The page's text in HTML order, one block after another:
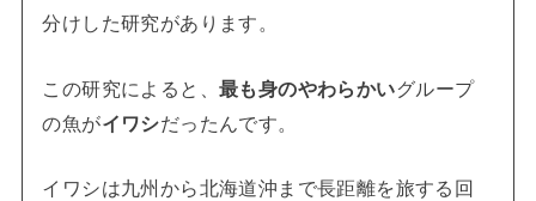
分けした研究があります。
この研究によると、最も身のやわらかいグループ
の魚がイワシだったんです。
イワシは九州から北海道沖まで長距離を旅する回